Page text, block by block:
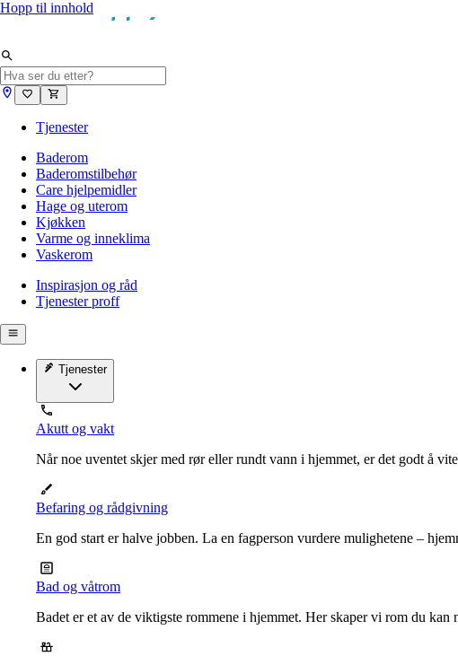
Hopp til innhold
Tjenester
Baderom
Baderomstilbehør
Care hjelpemidler
Hage og uterom
Kjøkken
Varme og inneklima
Vaskerom
Inspirasjon og råd
Tjenester proff
Tjenester
Akutt og vakt
Når noe uventet skjer med rør eller rundt vann i hjemmet, er det godt å
Befaring og rådgivning
En god start er halve jobben. La en fagperson vurdere mulighetene –
Bad og våtrom
Badet er et av de viktigste rommene i hjemmet. Her skaper vi rom du kan